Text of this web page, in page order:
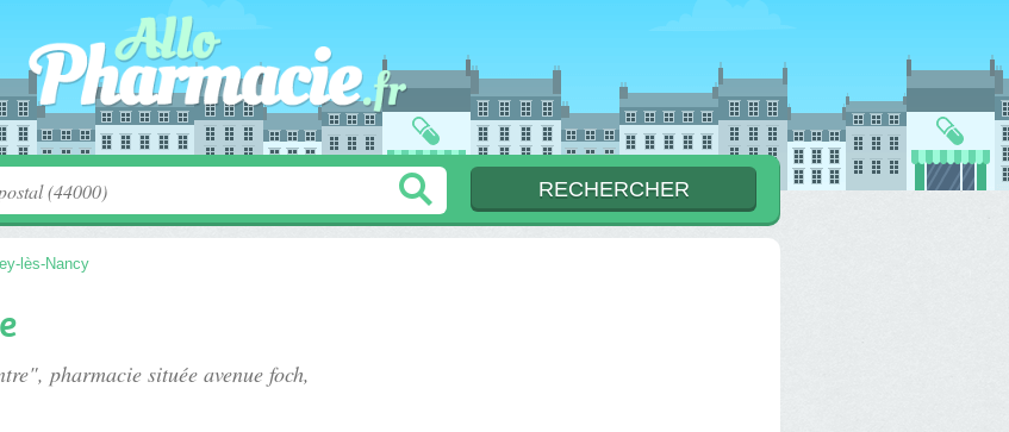
lès-Nancy
pharmacie située avenue foch,